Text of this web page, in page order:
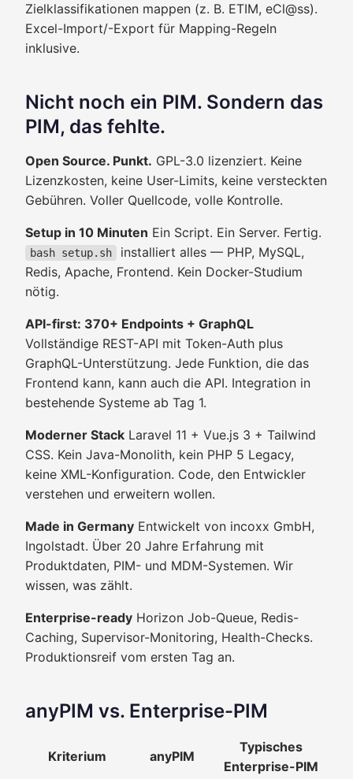
Zielklassifikationen mappen (z. B. ETIM, eCl@ss).
Excel-Import/-Export für Mapping-Regeln
inklusive.
Nicht noch ein PIM. Sondern das
PIM, das fehlte.
Open Source. Punkt. GPL-3.0 lizenziert. Keine
Lizenzkosten, keine User-Limits, keine versteckten
Gebühren. Voller Quellcode, volle Kontrolle.
Setup in 10 Minuten Ein Script. Ein Server. Fertig.
bash setup.sh
installiert alles — PHP, MySQL,
Redis, Apache, Frontend. Kein Docker-Studium
nötig.
API-first: 370+ Endpoints + GraphQL
Vollständige REST-API mit Token-Auth plus
GraphQL-Unterstützung. Jede Funktion, die das
Frontend kann, kann auch die API. Integration in
bestehende Systeme ab Tag 1.
Moderner Stack Laravel 11 + Vue.js 3 + Tailwind
CSS. Kein Java-Monolith, kein PHP 5 Legacy,
keine XML-Konfiguration. Code, den Entwickler
verstehen und erweitern wollen.
Made in Germany Entwickelt von incoxx GmbH,
Ingolstadt. Über 20 Jahre Erfahrung mit
Produktdaten, PIM- und MDM-Systemen. Wir
wissen, was zählt.
Enterprise-ready Horizon Job-Queue, Redis-
Caching, Supervisor-Monitoring, Health-Checks.
Produktionsreif vom ersten Tag an.
anyPIM vs. Enterprise-PIM
Kriterium anyPIM
Typisches
Enterprise-PIM